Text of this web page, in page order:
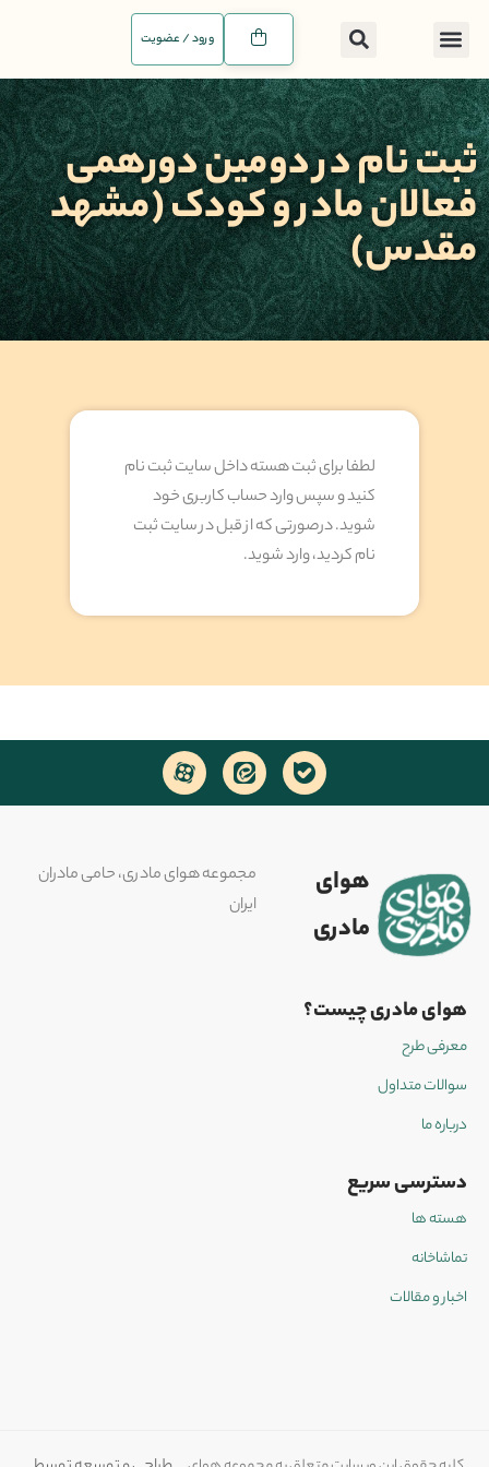
ورود / عضویت
ثبت نام در دومین دورهمی
فعالان مادر و کودک (مشهد
مقدس)
لطفا برای ثبت هسته داخل سایت ثبت نام
کنید و سپس وارد حساب کاربری خود
شوید. درصورتی که از قبل در سایت ثبت
نام کردید، وارد شوید.
هوای
مادری
مجموعه هوای مادری، حامی مادران
ایران
هوای مادری چیست؟
معرفی طرح
سوالات متداول
درباره ما
دسترسی سریع
هسته ها
تماشاخانه
اخبار و مقالات